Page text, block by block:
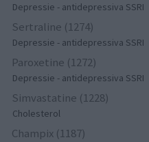
Depressie - antidepressiva SSRI
Sertraline (1274)
Depressie - antidepressiva SSRI
Paroxetine (1272)
Depressie - antidepressiva SSRI
Simvastatine (1228)
Cholesterol
Champix (1187)